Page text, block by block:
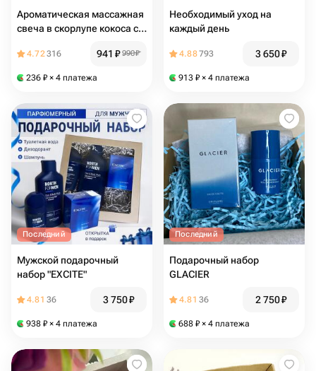
Ароматическая массажная
свеча в скорлупе кокоса с
ароматом Капучино
4.72316 941 ₽ 990₽
236 ₽ × 4 платежа
Необходимый уход на
каждый день
4.88793 3 650₽
913 ₽ × 4 платежа
Последний
Мужской подарочный
набор "EXCITE"
4.81 36 3 750₽
938 ₽ × 4 платежа
Последний
Подарочный набор
GLACIER
4.81 36 2 750₽
688 ₽ × 4 платежа